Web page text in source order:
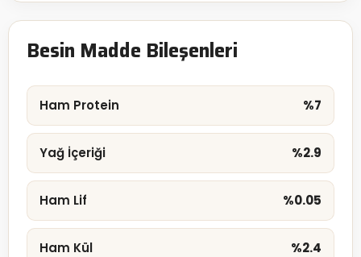
Besin Madde Bileşenleri
Ham Protein %7
Yağ İçeriği %2.9
Ham Lif %0.05
Ham Kül %2.4